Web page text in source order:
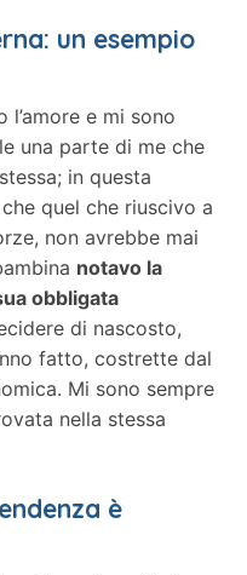
un esempio
l’amore e mi sono
una parte di me che
in questa
quel che riuscivo a
non avrebbe mai
notavo la
obbligata
di nascosto,
fatto, costrette dal
Mi sono sempre
nella stessa
è